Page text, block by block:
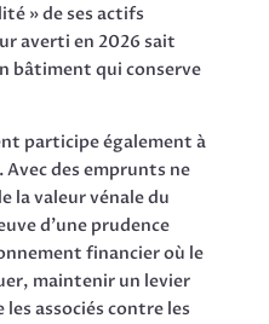
» de ses actifs
averti en 2026 sait
bâtiment qui conserve
participe également à
des emprunts ne
la valeur vénale du
d’une prudence
financier où le
maintenir un levier
associés contre les